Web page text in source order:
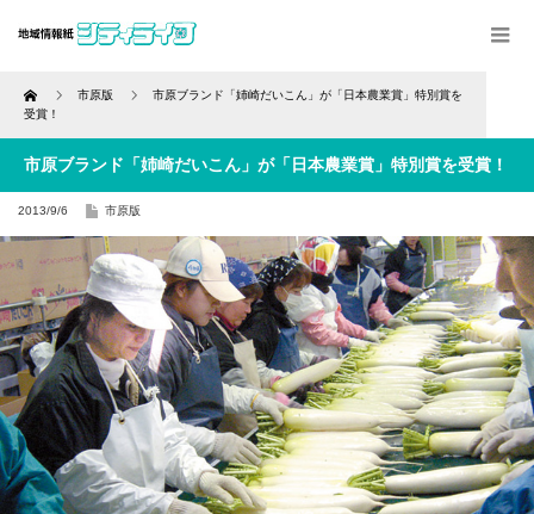
Home 市原版
市原ブランド「姉崎だいこん」が「日本農業賞」特別賞を
受賞！
市原ブランド「姉崎だいこん」が「日本農業賞」特別賞を受賞！
2013/9/6 市原版